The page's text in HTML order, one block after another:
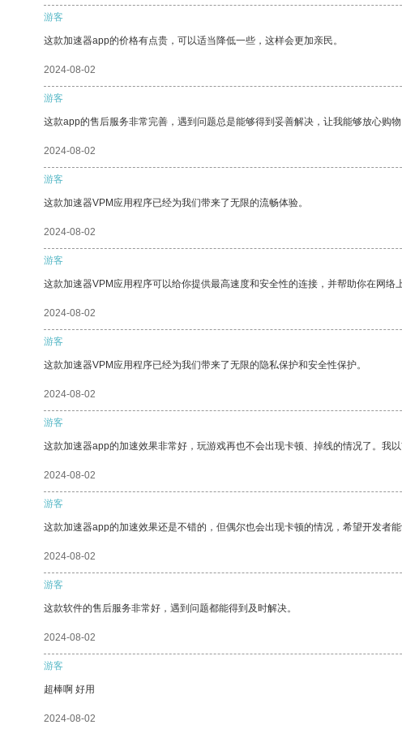
游客
这款加速器app的价格有点贵，可以适当降低一些，这样会更加亲民。
2024-08-02
游客
这款app的售后服务非常完善，遇到问题总是能够得到妥善解决，让我能够放心购物
2024-08-02
游客
这款加速器VPM应用程序已经为我们带来了无限的流畅体验。
2024-08-02
游客
这款加速器VPM应用程序可以给你提供最高速度和安全性的连接，并帮助你在网络
2024-08-02
游客
这款加速器VPM应用程序已经为我们带来了无限的隐私保护和安全性保护。
2024-08-02
游客
这款加速器app的加速效果非常好，玩游戏再也不会出现卡顿、掉线的情况了。我
2024-08-02
游客
这款加速器app的加速效果还是不错的，但偶尔也会出现卡顿的情况，希望开发者能
2024-08-02
游客
这款软件的售后服务非常好，遇到问题都能得到及时解决。
2024-08-02
游客
超棒啊 好用
2024-08-02